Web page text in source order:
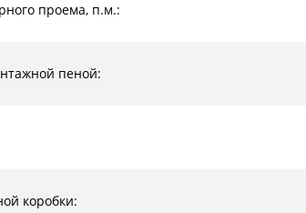
проема, п.м.:
пеной:
коробки: